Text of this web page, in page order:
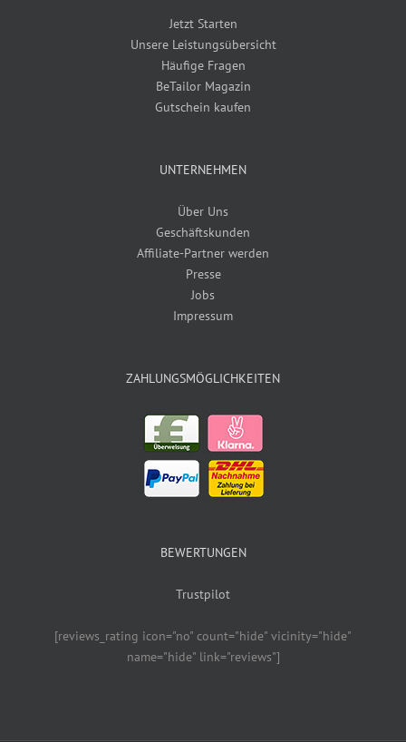
Jetzt Starten
Unsere Leistungsübersicht
Häufige Fragen
BeTailor Magazin
Gutschein kaufen
UNTERNEHMEN
Über Uns
Geschäftskunden
Affiliate-Partner werden
Presse
Jobs
Impressum
ZAHLUNGSMÖGLICHKEITEN
BEWERTUNGEN
Trustpilot
[reviews_rating icon="no" count="hide" vicinity="hide"
name="hide" link="reviews"]